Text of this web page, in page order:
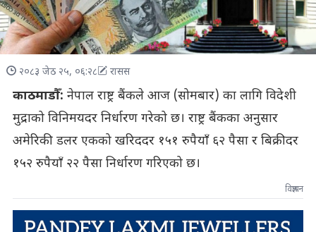
२०८३ जेठ २५, ०६:२८ रासस
काठमाडौँ: नेपाल राष्ट्र बैंकले आज (सोमबार) का लागि विदेशी
मुद्राको विनिमयदर निर्धारण गरेको छ। राष्ट्र बैंकका अनुसार
अमेरिकी डलर एकको खरिददर १५१ रुपैयाँ ६२ पैसा र बिक्रीदर
१५२ रुपैयाँ २२ पैसा निर्धारण गरिएको छ।
विज्ञापन